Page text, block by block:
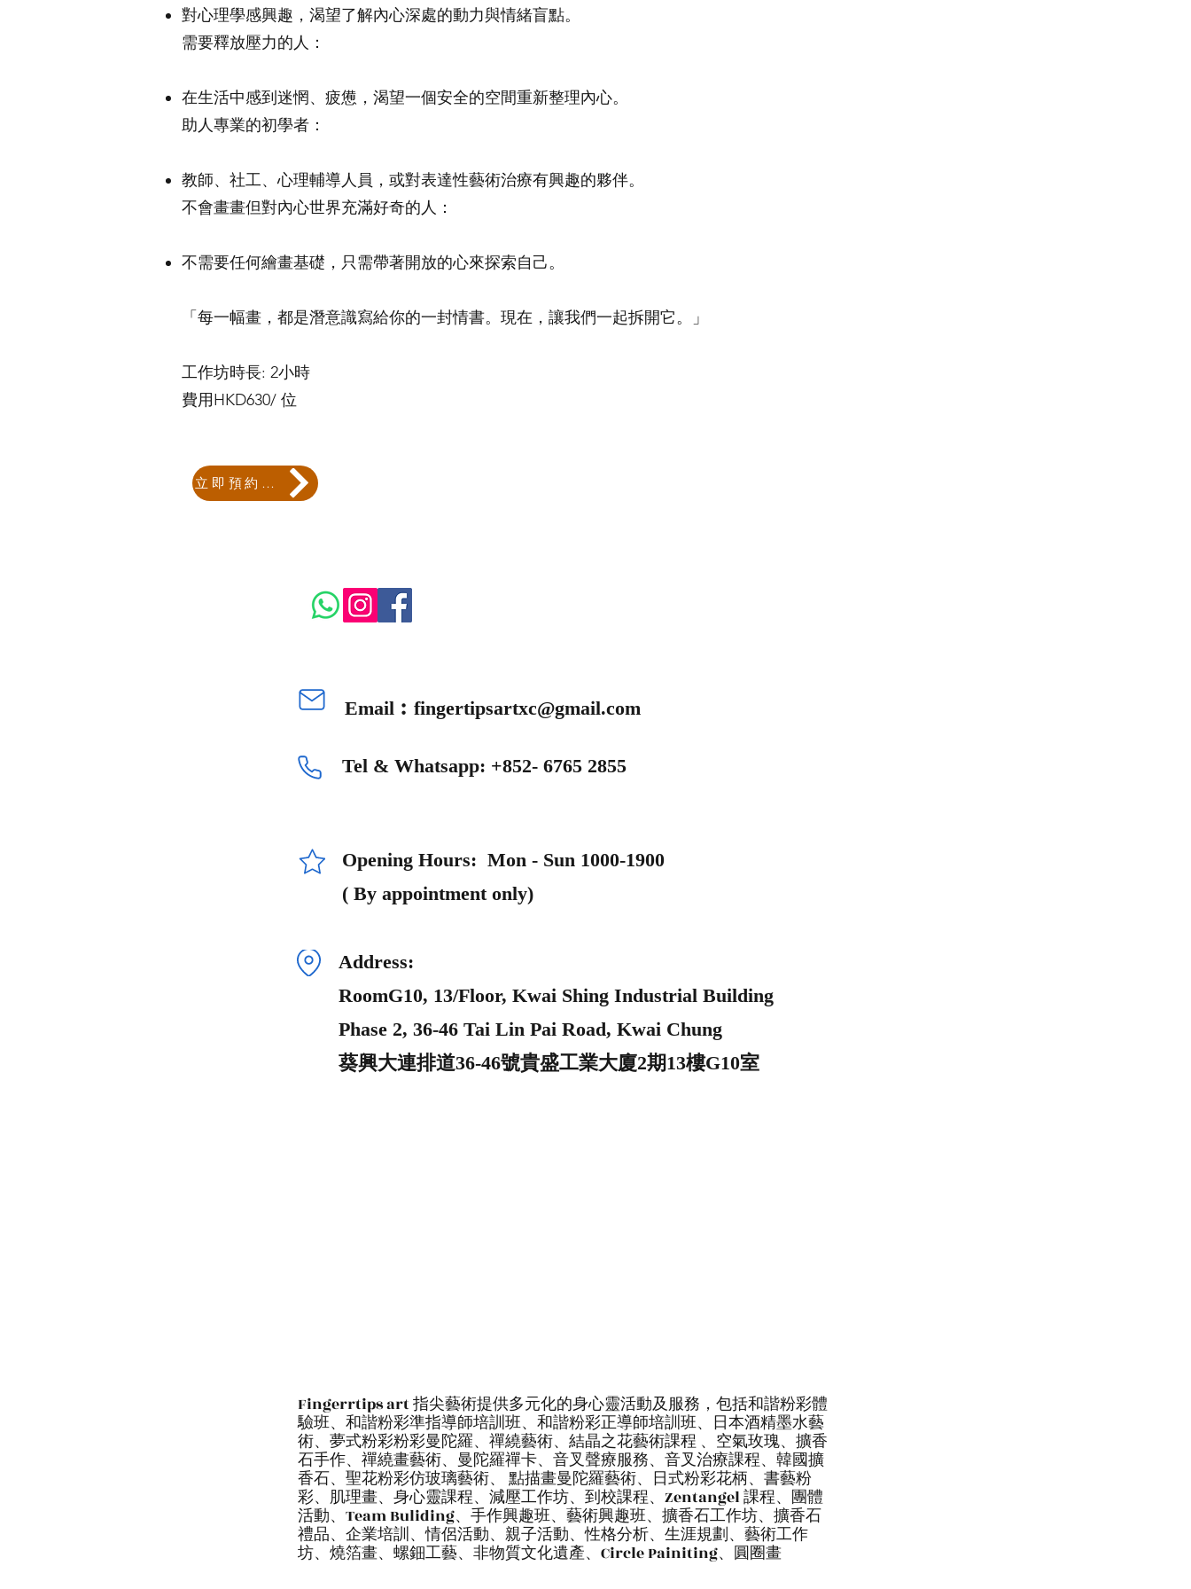
對心理學感興趣，渴望了解內心深處的動力與情緒盲點。
需要釋放壓力的人：
在生活中感到迷惘、疲憊，渴望一個安全的空間重新整理內心。
助人專業的初學者：
教師、社工、心理輔導人員，或對表達性藝術治療有興趣的夥伴。
不會畫畫但對內心世界充滿好奇的人：
不需要任何繪畫基礎，只需帶著開放的心來探索自己。
「每一幅畫，都是潛意識寫給你的一封情書。現在，讓我們一起拆開它。」
​工作坊時長: 2小時
​費用HKD630/ 位
立即預約工作坊
Email︰ fingertipsartxc@gmail.com
Tel & Whatsapp: +852- 6765 2855
Opening Hours: Mon - Sun 1000-1900
( By appointment only)
Address:
RoomG10, 13/Floor, Kwai Shing Industrial Building
Phase 2, 36-46 Tai Lin Pai Road, Kwai Chung
葵興大連排道36-46號貴盛工業大廈2期13樓G10室
Fingerrtips art 指尖藝術提供多元化的身心靈活動及服務，包括和諧粉彩體
驗班、和諧粉彩準指導師培訓班、和諧粉彩正導師培訓班、日本酒精墨水藝
術、夢式粉彩粉彩曼陀羅、禪繞藝術、結晶之花藝術課程 、空氣玫瑰、擴香
石手作、禪繞畫藝術、曼陀羅禪卡、音叉聲療服務、音叉治療課程、韓國擴
香石、聖花粉彩仿玻璃藝術、 點描畫曼陀羅藝術、日式粉彩花柄、書藝粉
彩、肌理畫、身心靈課程、減壓工作坊、到校課程、Zentangel 課程、團體
活動、Team Buliding、手作興趣班、藝術興趣班、擴香石工作坊、擴香石
禮品、企業培訓、情侶活動、親子活動、性格分析、生涯規劃、藝術工作
坊、燒箔畫、螺鈿工藝、非物質文化遺產、Circle Painiting、圓圈畫